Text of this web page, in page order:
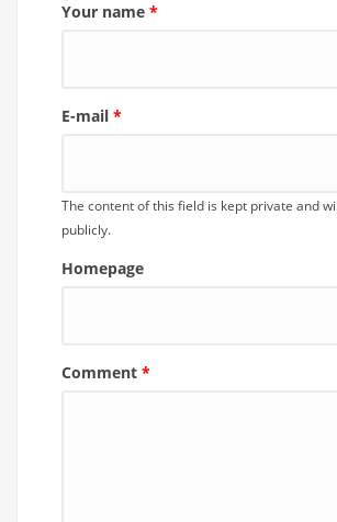
Your name *
E-mail *
The content of this field is kept private and
publicly.
Homepage
Comment *